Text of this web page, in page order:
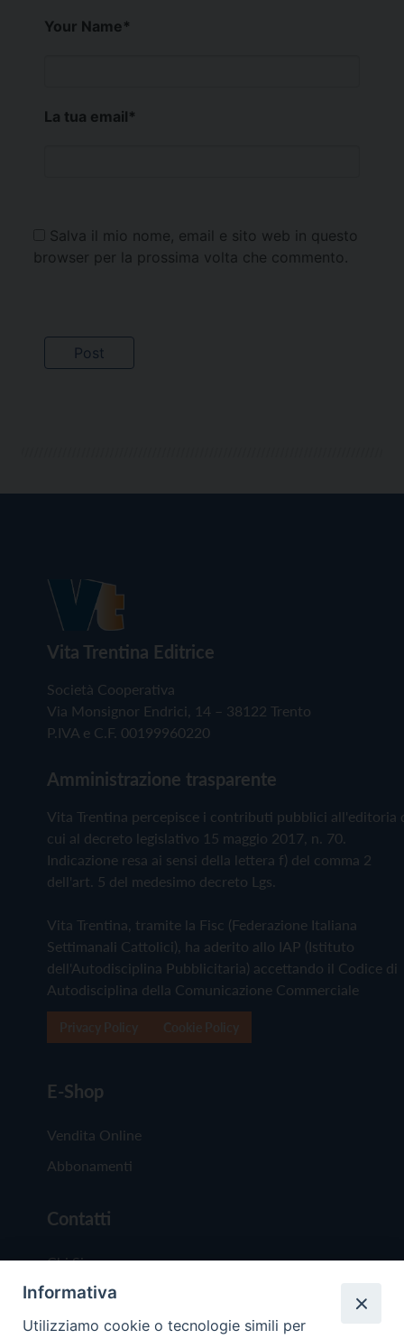
Your Name*
La tua email*
Salva il mio nome, email e sito web in questo
browser per la prossima volta che commento.
Vita Trentina Editrice
Società Cooperativa
Via Monsignor Endrici, 14 – 38122 Trento
P.IVA e C.F. 00199960220
Amministrazione trasparente
Vita Trentina percepisce i contributi pubblici all'editoria
cui al decreto legislativo 15 maggio 2017, n. 70.
Indicazione resa ai sensi della lettera f) del comma 2
dell'art. 5 del medesimo decreto Lgs.
Vita Trentina, tramite la Fisc (Federazione Italiana
Settimanali Cattolici), ha aderito allo IAP (Istituto
dell'Autodisciplina Pubblicitaria) accettando il Codice di
Autodisciplina della Comunicazione Commerciale
E-Shop
Vendita Online
Abbonamenti
Contatti
Chi Siamo
Redazione
Scrivici
Informativa
Utilizziamo cookie o tecnologie simili per